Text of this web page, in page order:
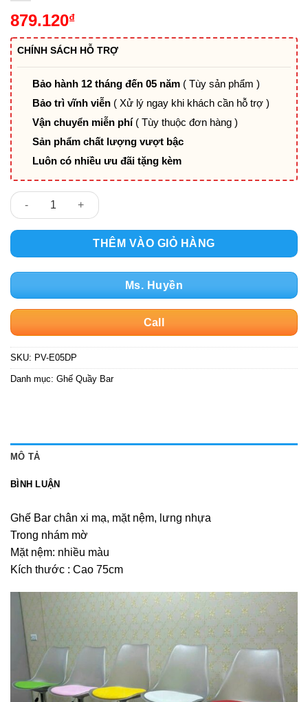
879.120₫
CHÍNH SÁCH HỖ TRỢ
Bảo hành 12 tháng đến 05 năm ( Tùy sản phẩm )
Bảo trì vĩnh viễn ( Xử lý ngay khi khách cần hỗ trợ )
Vận chuyển miễn phí ( Tùy thuộc đơn hàng )
Sản phẩm chất lượng vượt bậc
Luôn có nhiều ưu đãi tặng kèm
Ghế quầy bar lưng nhựa mờ nệm nhiều màu PV-E05DP số
THÊM VÀO GIỎ HÀNG
Ms. Huyền
Call
SKU: PV-E05DP
Danh mục: Ghế Quầy Bar
MÔ TẢ
BÌNH LUẬN
Ghế Bar chân xi mạ, mặt nệm, lưng nhựa
Trong nhám mờ
Mặt nệm: nhiều màu
Kích thước : Cao 75cm